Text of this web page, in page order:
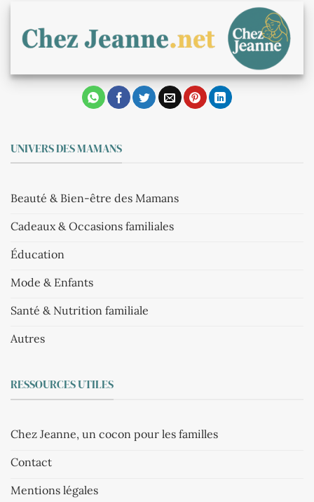
UNIVERS DES MAMANS
Beauté & Bien-être des Mamans
Cadeaux & Occasions familiales
Éducation
Mode & Enfants
Santé & Nutrition familiale
Autres
RESSOURCES UTILES
Chez Jeanne, un cocon pour les familles
Contact
Mentions légales